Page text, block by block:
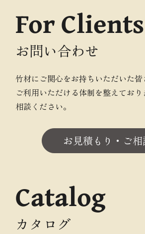
For Clients
お問い合わせ
竹材にご関心をお持ちいただいた
ご利用いただける体制を整えてお
相談ください。
お見積もり・ご相
Catalog
カタログ